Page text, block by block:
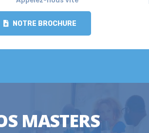
NOTRE BROCHURE
MASTERS